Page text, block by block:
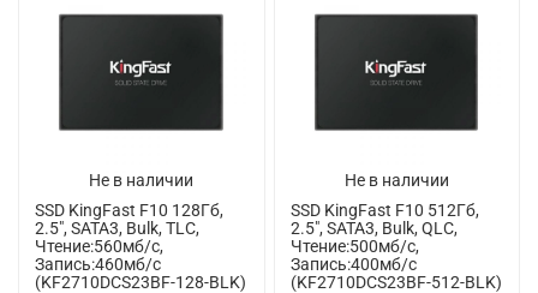
Не в наличии
SSD KingFast F10 128Гб,
2.5", SATA3, Bulk, TLC,
Чтение:560мб/с,
Запись:460мб/с
(KF2710DCS23BF-128-BLK)
Не в наличии
SSD KingFast F10 512Гб,
2.5", SATA3, Bulk, QLC,
Чтение:500мб/с,
Запись:400мб/с
(KF2710DCS23BF-512-BLK)